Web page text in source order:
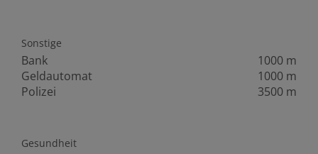
Sonstige
Bank
1000 m
Geldautomat
1000 m
Polizei
3500 m
Gesundheit